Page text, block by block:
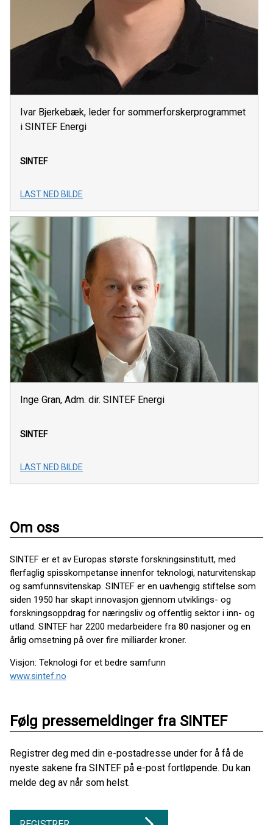
Ivar Bjerkebæk, leder for sommerforskerprogrammet
i SINTEF Energi
SINTEF
LAST NED BILDE
Inge Gran, Adm. dir. SINTEF Energi
SINTEF
LAST NED BILDE
Om oss
SINTEF er et av Europas største forskningsinstitutt, med
flerfaglig spisskompetanse innenfor teknologi, naturvitenskap
og samfunnsvitenskap. SINTEF er en uavhengig stiftelse som
siden 1950 har skapt innovasjon gjennom utviklings- og
forskningsoppdrag for næringsliv og offentlig sektor i inn- og
utland. SINTEF har 2200 medarbeidere fra 80 nasjoner og en
årlig omsetning på over fire milliarder kroner.
Visjon: Teknologi for et bedre samfunn
www.sintef.no
Følg pressemeldinger fra SINTEF
Registrer deg med din e-postadresse under for å få de
nyeste sakene fra SINTEF på e-post fortløpende. Du kan
melde deg av når som helst.